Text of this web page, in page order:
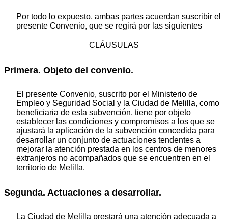
Por todo lo expuesto, ambas partes acuerdan suscribir el
presente Convenio, que se regirá por las siguientes
CLÁUSULAS
Primera. Objeto del convenio.
El presente Convenio, suscrito por el Ministerio de
Empleo y Seguridad Social y la Ciudad de Melilla, como
beneficiaria de esta subvención, tiene por objeto
establecer las condiciones y compromisos a los que se
ajustará la aplicación de la subvención concedida para
desarrollar un conjunto de actuaciones tendentes a
mejorar la atención prestada en los centros de menores
extranjeros no acompañados que se encuentren en el
territorio de Melilla.
Segunda. Actuaciones a desarrollar.
La Ciudad de Melilla prestará una atención adecuada a